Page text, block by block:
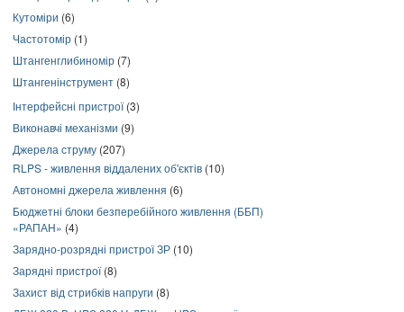
Кутоміри (6)
Частотомір (1)
Штангенглибиномір (7)
Штангенінструмент (8)
Інтерфейсні пристрої(3)
Виконавчі механізми (9)
Джерела струму (207)
RLPS - живлення віддалених об'єктів (10)
Автономні джерела живлення (6)
Бюджетні блоки безперебійного живлення (ББП)
«РАПАН» (4)
Зарядно-розрядні пристрої ЗР (10)
Зарядні пристрої(8)
Захист від стрибків напруги (8)